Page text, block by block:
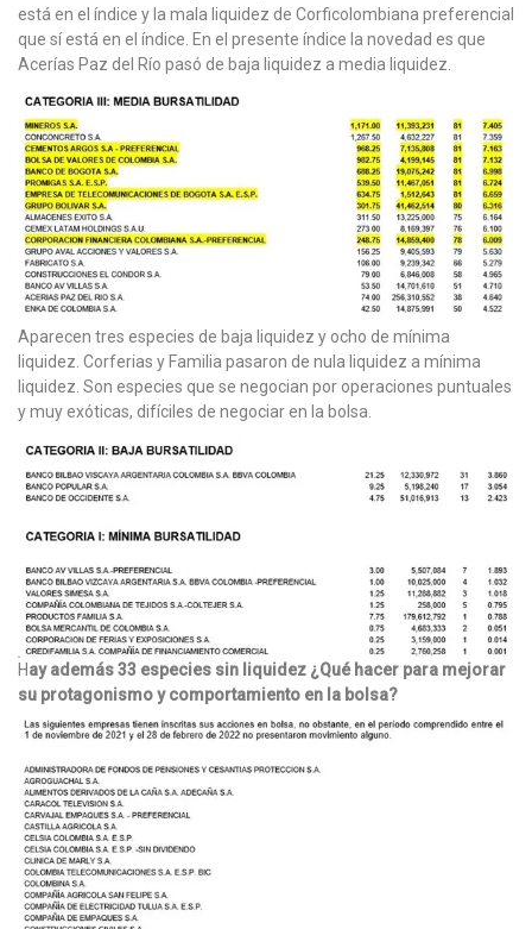
está en el índice y la mala liquidez de Corficolombiana preferencial
que sí está en el índice. En el presente índice la novedad es que
Acerías Paz del Río pasó de baja liquidez a media liquidez.
Aparecen tres especies de baja liquidez y ocho de mínima
liquidez. Corferias y Familia pasaron de nula liquidez a mínima
liquidez. Son especies que se negocian por operaciones puntuales
y muy exóticas, difíciles de negociar en la bolsa.
Hay además 33 especies sin liquidez ¿Qué hacer para mejorar
su protagonismo y comportamiento en la bolsa?